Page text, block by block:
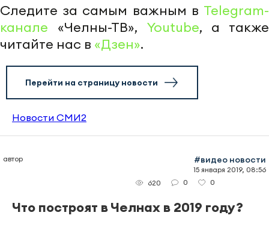
Следите за самым важным в Telegram-
канале «Челны-ТВ», Youtube, а также
читайте нас в «Дзен».
Перейти на страницу новости
Новости СМИ2
автор #видео новости
15 января 2019, 08:56
620
0 0
Что построят в Челнах в 2019 году?